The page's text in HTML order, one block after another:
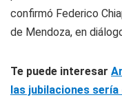
confirmó Federico
de Mendoza, en
Te puede interesar
las jubilaciones sería